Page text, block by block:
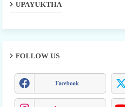
UPAYUKTHA
FOLLOW US
Facebook